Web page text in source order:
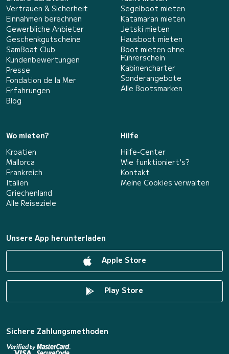
Vertrauen & Sicherheit
Einnahmen berechnen
Gewerbliche Anbieter
Geschenkgutscheine
SamBoat Club
Kundenbewertungen
Presse
Fondation de la Mer
Erfahrungen
Blog
Segelboot mieten
Katamaran mieten
Jetski mieten
Hausboot mieten
Boot mieten ohne
Führerschein
Kabinencharter
Sonderangebote
Alle Bootsmarken
Wo mieten?
Kroatien
Mallorca
Frankreich
Italien
Griechenland
Alle Reiseziele
Hilfe
Hilfe-Center
Wie funktioniert's?
Kontakt
Meine Cookies verwalten
Unsere App herunterladen
Apple Store
Play Store
Sichere Zahlungsmethoden